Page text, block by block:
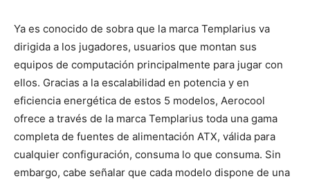
Ya es conocido de sobra que la marca Templarius va
dirigida a los jugadores, usuarios que montan sus
equipos de computación principalmente para jugar con
ellos. Gracias a la escalabilidad en potencia y en
eficiencia energética de estos 5 modelos, Aerocool
ofrece a través de la marca Templarius toda una gama
completa de fuentes de alimentación ATX, válida para
cualquier configuración, consuma lo que consuma. Sin
embargo, cabe señalar que cada modelo dispone de una